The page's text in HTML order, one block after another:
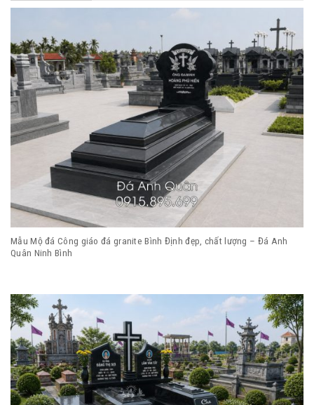
Mẫu Mộ đá Công giáo đá granite Bình Định đẹp, chất lượng – Đá Anh
Quân Ninh Bình